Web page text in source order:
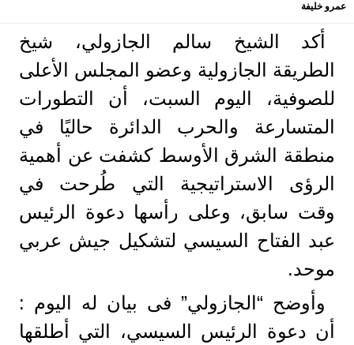
عمرو خليفة
أكد الشيخ سالم الجازولي، شيخ
الطريقة الجازولية وعضو المجلس الأعلى
للصوفية، اليوم السبت، أن التطورات
المتسارعة والحرب الدائرة حاليًا في
منطقة الشرق الأوسط كشفت عن أهمية
الرؤى الاستراتيجية التي طُرحت في
وقت سابق، وعلى رأسها دعوة الرئيس
عبد الفتاح السيسي لتشكيل جيش عربي
موحد.
وأوضح “الجازولي” فى بيان له اليوم :
أن دعوة الرئيس السيسي، التي أطلقها